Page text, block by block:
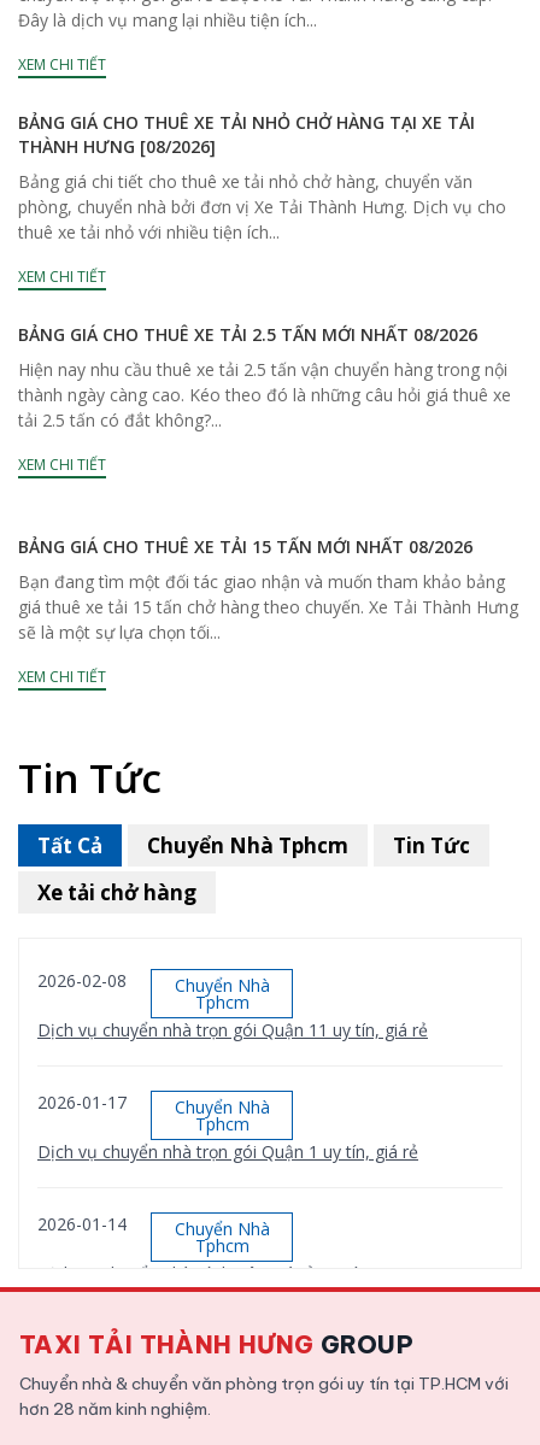
Đây là dịch vụ mang lại nhiều tiện ích...
XEM CHI TIẾT
BẢNG GIÁ CHO THUÊ XE TẢI NHỎ CHỞ HÀNG TẠI XE TẢI
THÀNH HƯNG [08/2026]
Bảng giá chi tiết cho thuê xe tải nhỏ chở hàng, chuyển văn
phòng, chuyển nhà bởi đơn vị Xe Tải Thành Hưng. Dịch vụ cho
thuê xe tải nhỏ với nhiều tiện ích...
XEM CHI TIẾT
BẢNG GIÁ CHO THUÊ XE TẢI 2.5 TẤN MỚI NHẤT 08/2026
Hiện nay nhu cầu thuê xe tải 2.5 tấn vận chuyển hàng trong nội
thành ngày càng cao. Kéo theo đó là những câu hỏi giá thuê xe
tải 2.5 tấn có đắt không?...
XEM CHI TIẾT
BẢNG GIÁ CHO THUÊ XE TẢI 15 TẤN MỚI NHẤT 08/2026
Bạn đang tìm một đối tác giao nhận và muốn tham khảo bảng
giá thuê xe tải 15 tấn chở hàng theo chuyến. Xe Tải Thành Hưng
sẽ là một sự lựa chọn tối...
XEM CHI TIẾT
Tin Tức
Tất Cả
2026-02-08 Chuyển Nhà
Tphcm
Dịch vụ chuyển nhà trọn gói Quận 11 uy tín, giá rẻ
2026-01-17 Chuyển Nhà
Tphcm
Dịch vụ chuyển nhà trọn gói Quận 1 uy tín, giá rẻ
2026-01-14 Chuyển Nhà
Tphcm
Dịch vụ chuyển nhà Bình Tân giá rẻ, uy tín
2026-01-12 Chuyển Nhà
Dịch vụ chuyển nhà trọn gói Quận 9 uy tín, giá rẻ
Chuyển Nhà Tphcm
Tin Tức
Xe tải chở hàng
TAXI TẢI THÀNH HƯNG GROUP
Chuyển nhà & chuyển văn phòng trọn gói uy tín tại TP.HCM với
hơn 28 năm kinh nghiệm.